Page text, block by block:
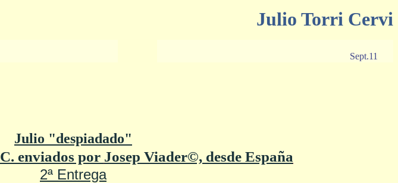
Julio Torri Cervi
Sept.11
Julio "despiadado"
enviados por Josep Viader©, desde España
2ª Entrega